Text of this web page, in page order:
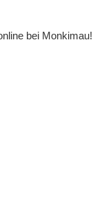
bei Monkimau!